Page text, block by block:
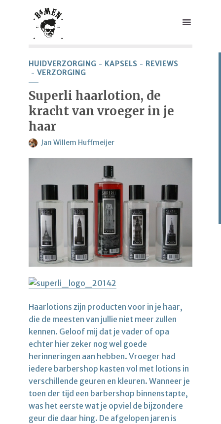
HUIDVERZORGING KAPSELS
REVIEWS
VERZORGING
Superli haarlotion, de
kracht van vroeger in je
haar
Jan Willem Huffmeijer
Haarlotions zijn producten voor in je haar,
die de meesten van jullie niet meer zullen
kennen. Geloof mij dat je vader of opa
echter hier zeker nog wel goede
herinneringen aan hebben. Vroeger had
iedere barbershop kasten vol met lotions in
verschillende geuren en kleuren. Wanneer je
toen der tijd een barbershop binnenstapte,
was het eerste wat je opviel de bijzondere
geur die daar hing. De afgelopen jaren is